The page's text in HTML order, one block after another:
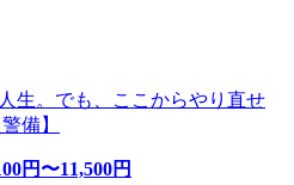
生。でも、ここからやり直せ
備】
円〜11,500円